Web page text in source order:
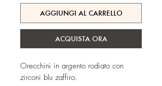
AGGIUNGI AL CARRELLO
ACQUISTA ORA
Orecchini in argento rodiato con
zirconi blu zaffiro.